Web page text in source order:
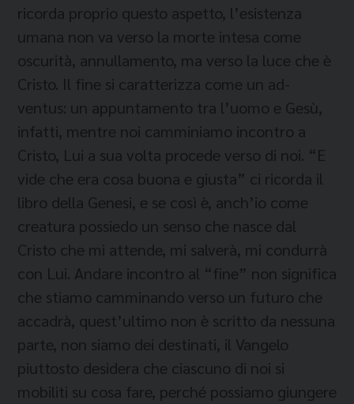
ricorda proprio questo aspetto, l’esistenza
umana non va verso la morte intesa come
oscurità, annullamento, ma verso la luce che è
Cristo. Il fine si caratterizza come un ad-
ventus: un appuntamento tra l’uomo e Gesù,
infatti, mentre noi camminiamo incontro a
Cristo, Lui a sua volta procede verso di noi. “E
vide che era cosa buona e giusta” ci ricorda il
libro della Genesi, e se così è, anch’io come
creatura possiedo un senso che nasce dal
Cristo che mi attende, mi salverà, mi condurrà
con Lui. Andare incontro al “fine” non significa
che stiamo camminando verso un futuro che
accadrà, quest’ultimo non è scritto da nessuna
parte, non siamo dei destinati, il Vangelo
piuttosto desidera che ciascuno di noi si
mobiliti su cosa fare, perché possiamo giungere